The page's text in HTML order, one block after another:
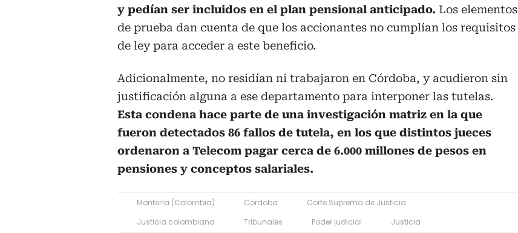
y pedían ser incluidos en el plan pensional anticipado. Los elementos
de prueba dan cuenta de que los accionantes no cumplían los requisitos
de ley para acceder a este beneficio.
Adicionalmente, no residían ni trabajaron en Córdoba, y acudieron sin
justificación alguna a ese departamento para interponer las tutelas.
Esta condena hace parte de una investigación matriz en la que
fueron detectados 86 fallos de tutela, en los que distintos jueces
ordenaron a Telecom pagar cerca de 6.000 millones de pesos en
pensiones y conceptos salariales.
Montería (Colombia) Córdoba
Corte Suprema de Justicia
Justicia colombiana
Tribunales Poder judicial Justicia